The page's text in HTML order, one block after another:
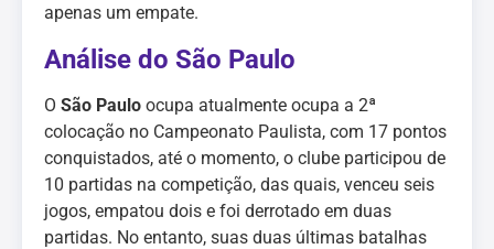
apenas um empate.
Análise do São Paulo
O São Paulo ocupa atualmente ocupa a 2ª
colocação no Campeonato Paulista, com 17 pontos
conquistados, até o momento, o clube participou de
10 partidas na competição, das quais, venceu seis
jogos, empatou dois e foi derrotado em duas
partidas. No entanto, suas duas últimas batalhas